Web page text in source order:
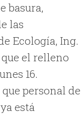
basura,
las
Ecología, Ing.
el relleno
16.
personal de
está